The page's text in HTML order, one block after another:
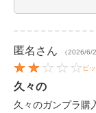
匿名 さん （2026/6/
ビ
久々の
久々のガンプラ購